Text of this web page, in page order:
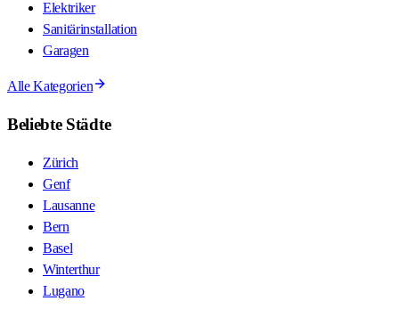
Elektriker
Sanitärinstallation
Garagen
Alle Kategorien
Beliebte Städte
Zürich
Genf
Lausanne
Bern
Basel
Winterthur
Lugano